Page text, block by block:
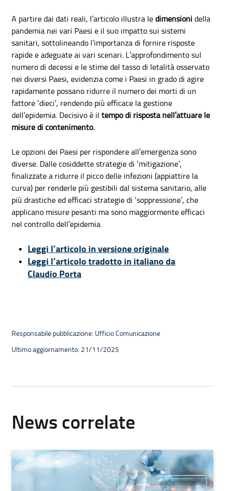
A partire dai dati reali, l’articolo illustra ledimensioni della
pandemia nei vari Paesi e il suo impatto sui sistemi
sanitari, sottolineando l’importanza di fornire risposte
rapide e adeguate ai vari scenari. L’approfondimento sul
numero di decessi e le stime del tasso di letalità osservato
nei diversi Paesi, evidenzia come i Paesi in grado di agire
rapidamente possano ridurre il numero dei morti di un
fattore ‘dieci’, rendendo più efficace la gestione
dell’epidemia. Decisivo è il tempo di risposta nell’attuare le
misure di contenimento.
Le opzioni dei Paesi per rispondere all’emergenza sono
diverse. Dalle cosiddette strategie di ‘mitigazione’,
finalizzate a ridurre il picco delle infezioni (appiattire la
curva) per renderle più gestibili dal sistema sanitario, alle
più drastiche ed efficaci strategie di ‘soppressione’, che
applicano misure pesanti ma sono maggiormente efficaci
nel controllo dell’epidemia.
Leggi l’articolo in versione originale
Leggi l’articolo tradotto in italiano da
Claudio Porta
Responsabile pubblicazione: Ufficio Comunicazione
Ultimo aggiornamento: 21/11/2025
News correlate